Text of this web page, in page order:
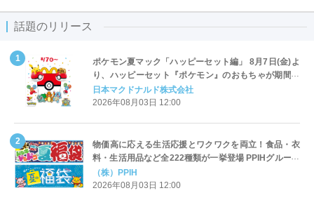
話題のリリース
ポケモン夏マック「ハッピーセット編」 8月7日(金)よ
り、ハッピーセット『ポケモン』のおもちゃが期間限
定登場
日本マクドナルド株式会社
2026年08月03日 12:00
物価高に応える生活応援とワクワクを両立！食品・衣
料・生活用品など全222種類が一挙登場 PPIHグループ
「夏福袋」＆セール 8月6日(木)より順次スタート
（株）PPIH
2026年08月03日 12:00